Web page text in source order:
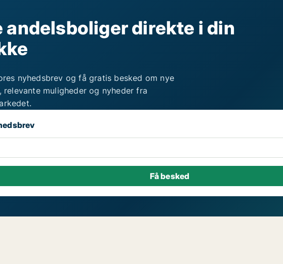
andelsboliger direkte i din
nyhedsbrev og få gratis besked om nye
relevante muligheder og nyheder fra